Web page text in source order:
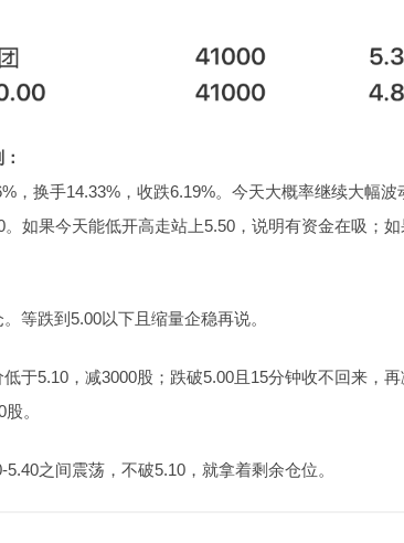
，换手14.33%，收跌6.19%。今天大概率继续大幅
。如果今天能低开高走站上5.50，说明有资金在吸；
。等跌到5.00以下且缩量企稳再说。
低于5.10，减3000股；跌破5.00且15分钟收不回来，
。
5.40之间震荡，不破5.10，就拿着剩余仓位。